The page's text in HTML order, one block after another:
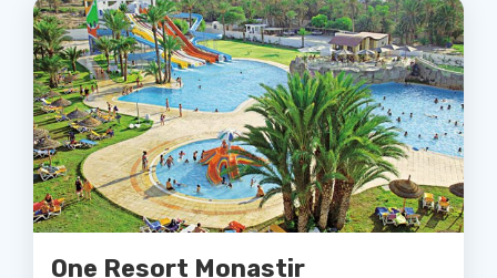
One Resort Monastir